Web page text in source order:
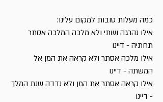
כמה מעלות טובות למקום עלינו:
אילו נהרגה ושתי ולא מלכה המלכה אסתר
תחתיה - דיינו
אילו מלכה אסתר ולא קראה את המן אל
המשתה - דיינו
אילו קראה אסתר את המן ולא נדדה שנת המלך
- דיינו